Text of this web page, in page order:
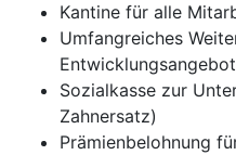
Kantine für alle
Umfangreiches
Entwicklungsangebot
Sozialkasse zur
Zahnersatz)
Prämienbelohnung